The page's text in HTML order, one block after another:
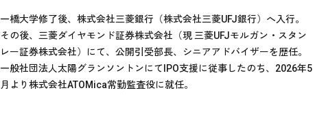
一橋大学修了後、株式会社三菱銀行（株式会社三菱UFJ銀行）へ入行。
その後、三菱ダイヤモンド証券株式会社（現 三菱UFJモルガン・スタン
レー証券株式会社）にて、公開引受部長、シニアアドバイザーを歴任。
一般社団法人太陽グランソントンにてIPO支援に従事したのち、2026年5
月より株式会社ATOMica常勤監査役に就任。